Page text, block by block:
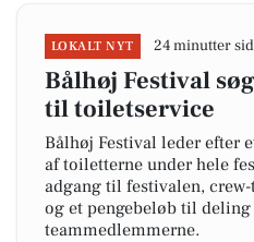
LOKALT NYT 24 minutter
Bålhøj Festival
til toiletservice
Bålhøj Festival leder efter
af toiletterne under hele
adgang til festivalen,
og et pengebeløb til
teammedlemmerne.